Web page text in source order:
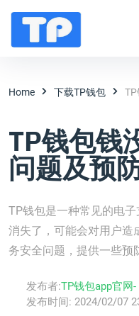
Home 下载TP钱包
TP钱包钱
问题及预
TP钱包是一种常见的电
消失了，可能会对用户造
务安全问题，提供一些预
发布者:TP钱包app官网
发布时间: 2024/02/07